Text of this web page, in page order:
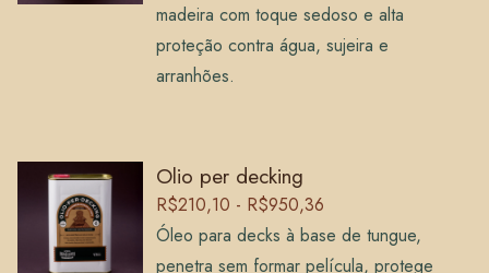
madeira com toque sedoso e alta
proteção contra água, sujeira e
arranhões.
Olio per decking
R$210,10 - R$950,36
Óleo para decks à base de tungue,
penetra sem formar película, protege